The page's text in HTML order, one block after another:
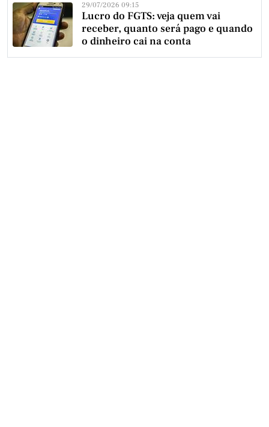
29/07/2026 09:15
Lucro do FGTS: veja quem vai
receber, quanto será pago e quando
o dinheiro cai na conta